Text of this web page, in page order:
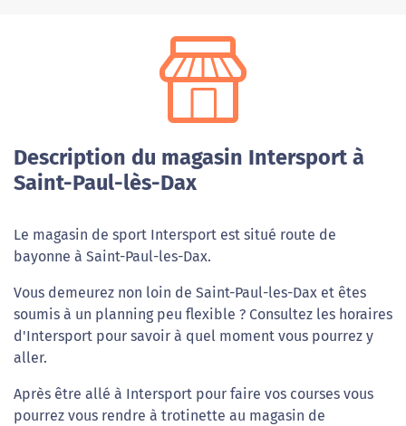
Description du magasin Intersport à
Saint-Paul-lès-Dax
Le magasin de sport Intersport est situé route de
bayonne à Saint-Paul-les-Dax.
Vous demeurez non loin de Saint-Paul-les-Dax et êtes
soumis à un planning peu flexible ? Consultez les horaires
d'Intersport pour savoir à quel moment vous pourrez y
aller.
Après être allé à Intersport pour faire vos courses vous
pourrez vous rendre à trotinette au magasin de